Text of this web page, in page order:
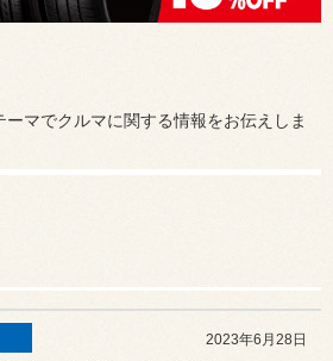
ーマでクルマに関する情報をお伝えしま
2023年6月28日